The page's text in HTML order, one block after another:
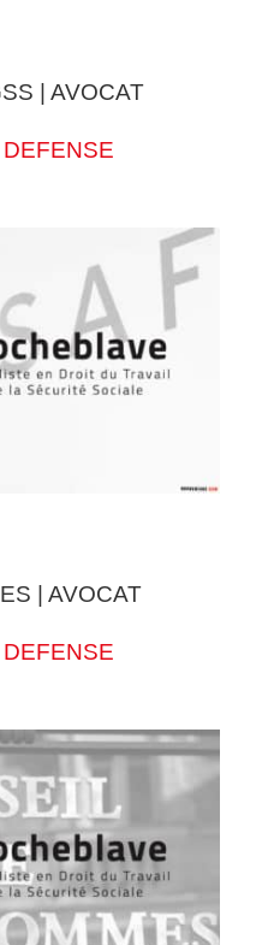
| AVOCAT
DEFENSE
| AVOCAT
DEFENSE